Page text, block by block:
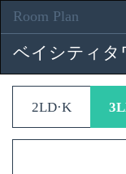
Room Plan
ベイシティタ
2LD·K